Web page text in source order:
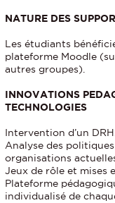
NATURE DES
Les étudiants
plateforme Moodle
autres groupes).
INNOVATIONS
TECHNOLOGIES
Intervention d’un
Analyse des
organisations
Jeux de rôle et mises
Plateforme
individualisé de